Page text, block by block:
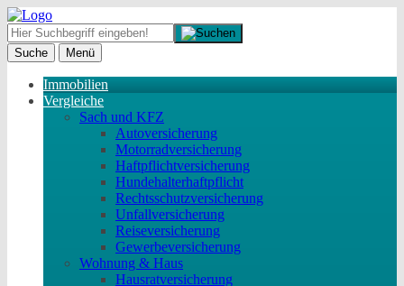
Suche Menü
Immobilien
Vergleiche
Sach und KFZ
Autoversicherung
Motorradversicherung
Haftpflichtversicherung
Hundehalterhaftpflicht
Rechtsschutzversicherung
Unfallversicherung
Reiseversicherung
Gewerbeversicherung
Wohnung & Haus
Hausratversicherung